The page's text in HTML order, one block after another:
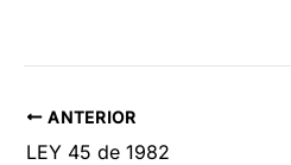
ANTERIOR
LEY 45 de 1982